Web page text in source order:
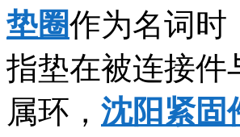
垫圈作为名词时
指垫在被连接件
属环， 沈阳紧固